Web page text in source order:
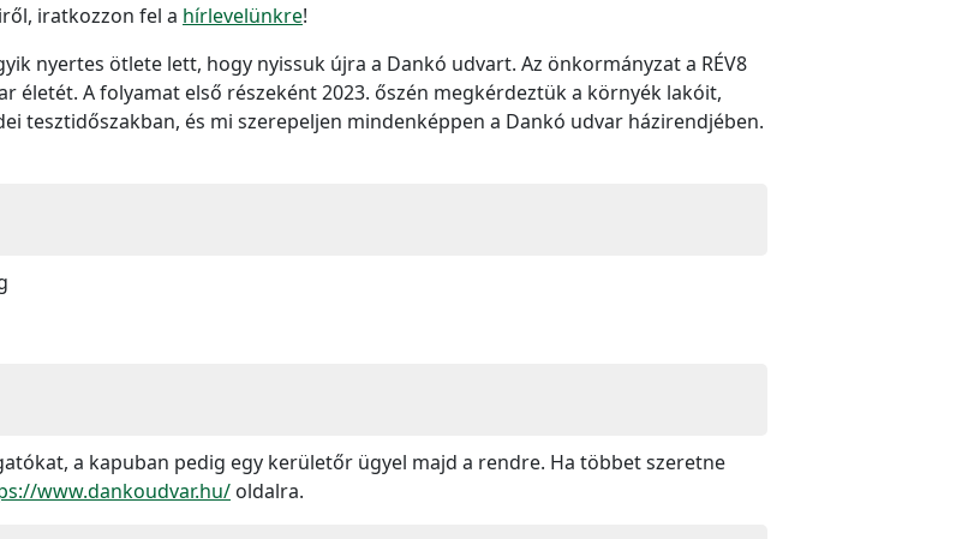
iratkozzon fel a hírlevelünkre!
nyertes ötlete lett, hogy nyissuk újra a Dankó udvart. Az önkormányzat a RÉV8
életét. A folyamat első részeként 2023. őszén megkérdeztük a környék lakóit,
tesztidőszakban, és mi szerepeljen mindenképpen a Dankó udvar házirendjében.
a kapuban pedig egy kerületőr ügyel majd a rendre. Ha többet szeretne
www.dankoudvar.hu/ oldalra.